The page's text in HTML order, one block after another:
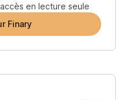
en lecture seule
Finary